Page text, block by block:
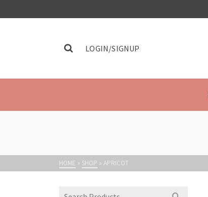
LOGIN/SIGNUP
HOME » SHOP » APRICOT